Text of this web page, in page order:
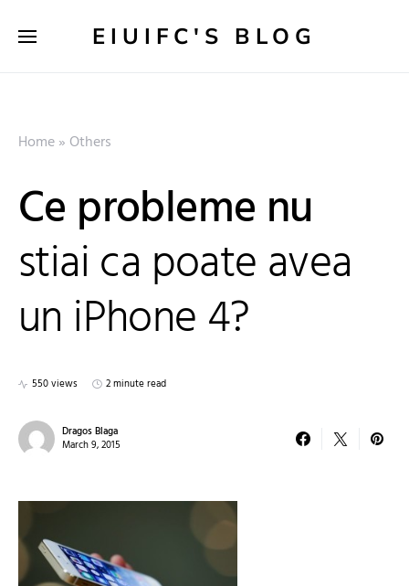
EIUIFC'S BLOG
Home» Others
Ce probleme nu
stiai ca poate avea
un iPhone 4?
550 views 2 minute read
Dragos Blaga
March 9, 2015